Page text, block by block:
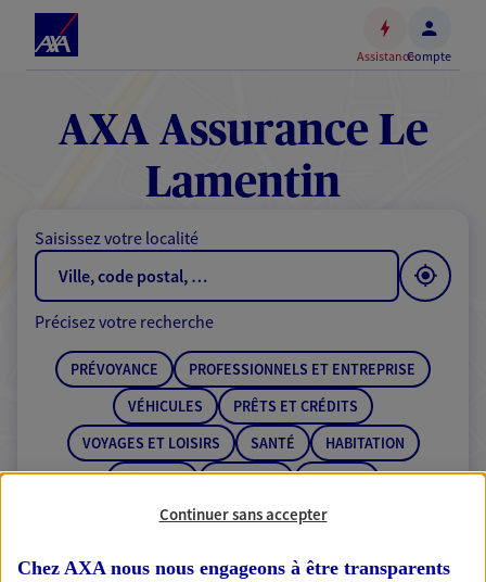
Accéder
contenu
principal
Accéder
au
de
AssistanceCompte
AXA Assurance Le
Lamentin
Saisissez votre localité
RECHERCHER
Précisez votre recherche
PRÉVOYANCE
PROFESSIONNELS ET ENTREPRISE
VÉHICULES
PRÊTS ET CRÉDITS
VOYAGES ET LOISIRS
SANTÉ
HABITATION
ÉPARGNE
RETRAITE BANQUE
Continuer sans accepter
Chez AXA nous nous engageons à être transparents